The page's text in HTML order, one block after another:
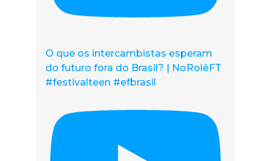
O que os intercambistas esperam
do futuro fora do Brasil? | NoRolêFT
#festivalteen #efbrasil